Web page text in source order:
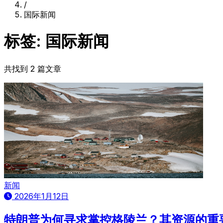
/
国际新闻
标签: 国际新闻
共找到 2 篇文章
新闻
2026年1月12日
特朗普为何寻求掌控格陵兰？其资源的重